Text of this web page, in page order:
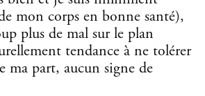
mon corps en bonne santé),
plus de mal sur le plan
tendance à ne tolérer
ma part, aucun signe de